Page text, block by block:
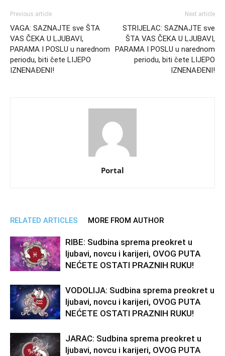
Previous article
VAGA: SAZNAJTE sve ŠTA
VAS ČEKA U LJUBAVI,
PARAMA I POSLU u narednom
periodu, biti čete LIJEPO
IZNENAĐENI!
Next article
STRIJELAC: SAZNAJTE sve
ŠTA VAS ČEKA U LJUBAVI,
PARAMA I POSLU u narednom
periodu, biti čete LIJEPO
IZNENAĐENI!
Portal
RELATED ARTICLES MORE FROM AUTHOR
RIBE: Sudbina sprema preokret u
ljubavi, novcu i karijeri, OVOG PUTA
NEĆETE OSTATI PRAZNIH RUKU!
VODOLIJA: Sudbina sprema preokret u
ljubavi, novcu i karijeri, OVOG PUTA
NEĆETE OSTATI PRAZNIH RUKU!
JARAC: Sudbina sprema preokret u
ljubavi, novcu i karijeri, OVOG PUTA